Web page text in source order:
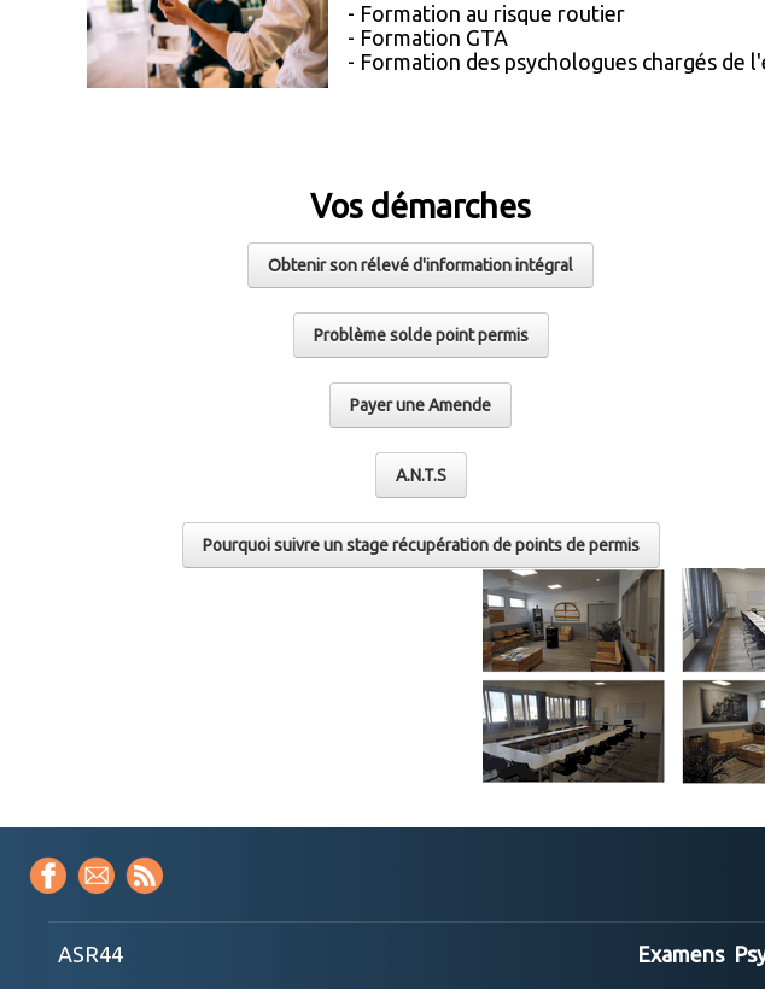
- Formation au risque routier
- Formation GTA
- Formation des psychologues chargés de
Vos démarches
Obtenir son rélevé d'information intégral
Problème solde point permis
Payer une Amende
A.N.T.S
Pourquoi suivre un stage récupération de points de permis
ASR44 Examens